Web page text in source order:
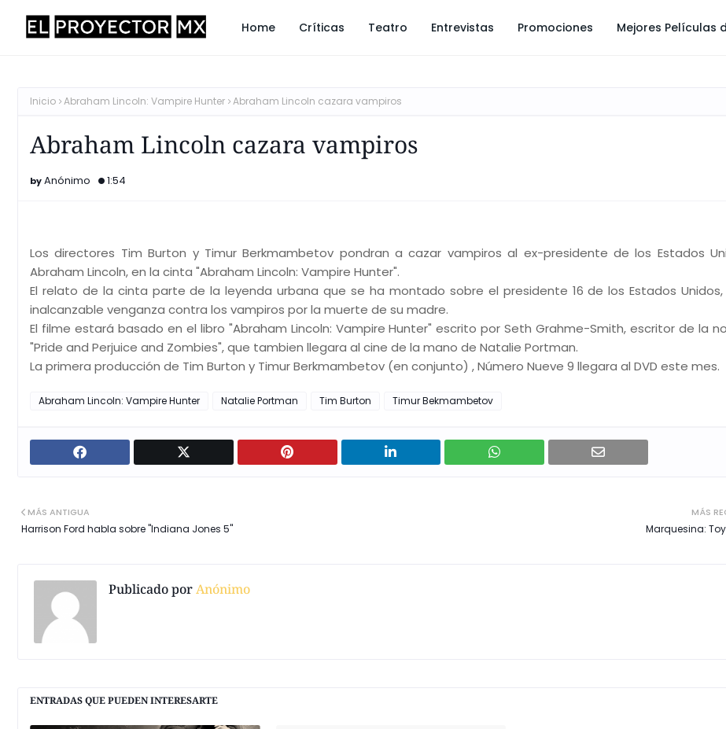
Home Críticas Teatro Entrevistas Promociones Mejores Películas
Inicio Abraham Lincoln: Vampire Hunter Abraham Lincoln cazara vampiros
Abraham Lincoln cazara vampiros
Anónimo 1:54
Los directores Tim Burton y Timur Berkmambetov pondran a cazar vampiros al ex-presidente de los Estados
Abraham Lincoln, en la cinta "Abraham Lincoln: Vampire Hunter".
El relato de la cinta parte de la leyenda urbana que se ha montado sobre el presidente 16 de los Estados Unidos,
inalcanzable venganza contra los vampiros por la muerte de su madre.
El filme estará basado en el libro "Abraham Lincoln: Vampire Hunter" escrito por Seth Grahme-Smith, escritor de la
"Pride and Perjuice and Zombies", que tambien llegara al cine de la mano de Natalie Portman.
La primera producción de Tim Burton y Timur Berkmambetov (en conjunto) , Número Nueve 9 llegara al DVD este mes.
Abraham Lincoln: Vampire Hunter Natalie Portman Tim Burton Timur Bekmambetov
MÁS
Marquesina:
MÁS ANTIGUA
Harrison Ford habla sobre "Indiana Jones 5"
Publicado porAnónimo
ENTRADAS QUE PUEDEN INTERESARTE